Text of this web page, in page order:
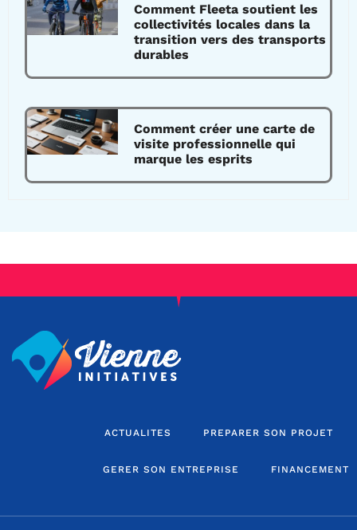
Comment Fleeta soutient les
collectivités locales dans la
transition vers des transports
durables
Comment créer une carte de
visite professionnelle qui
marque les esprits
ACTUALITES PREPARER SON PROJET
GERER SON ENTREPRISE FINANCEMENT